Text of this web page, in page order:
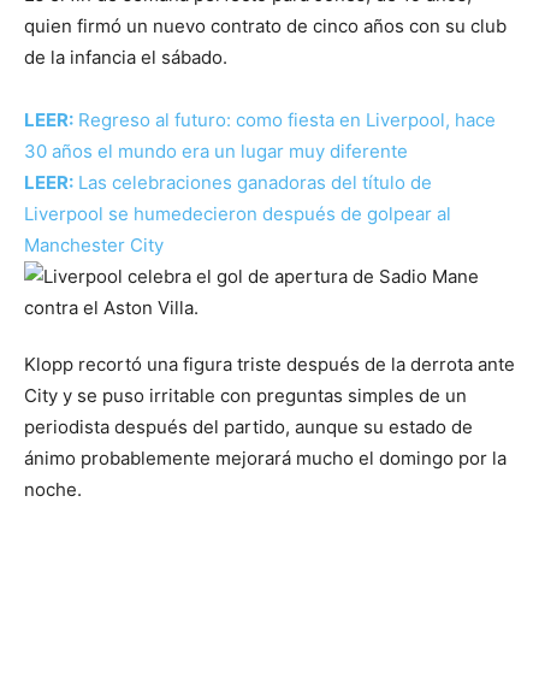
quien firmó un nuevo contrato de cinco años con su club
de la infancia el sábado.
LEER: Regreso al futuro: como fiesta en Liverpool, hace
30 años el mundo era un lugar muy diferente
LEER: Las celebraciones ganadoras del título de
Liverpool se humedecieron después de golpear al
Manchester City
Klopp recortó una figura triste después de la derrota ante
City y se puso irritable con preguntas simples de un
periodista después del partido, aunque su estado de
ánimo probablemente mejorará mucho el domingo por la
noche.